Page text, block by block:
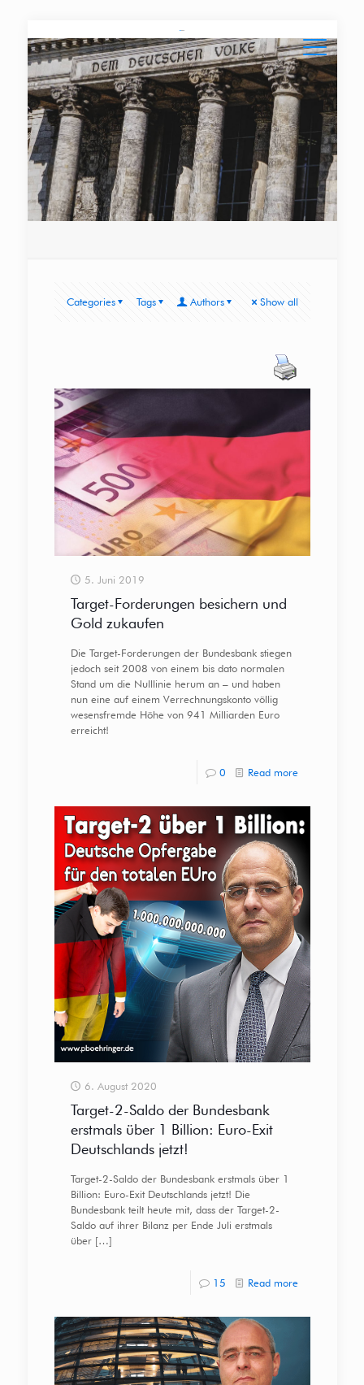
Categories Tags Authors Show all
5. Juni 2019
Target-Forderungen besichern und
Gold zukaufen
Die Target-Forderungen der Bundesbank stiegen
jedoch seit 2008 von einem bis dato normalen
Stand um die Nulllinie herum an – und haben
nun eine auf einem Verrechnungskonto völlig
wesensfremde Höhe von 941 Milliarden Euro
erreicht!
0 Read more
6. August 2020
Target-2-Saldo der Bundesbank
erstmals über 1 Billion: Euro-Exit
Deutschlands jetzt!
Target-2-Saldo der Bundesbank erstmals über 1
Billion: Euro-Exit Deutschlands jetzt! Die
Bundesbank teilt heute mit, dass der Target-2-
Saldo auf ihrer Bilanz per Ende Juli erstmals
über[…]
15 Read more